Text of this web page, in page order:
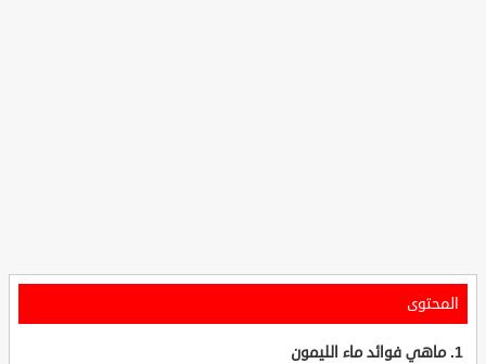
المحتوى
ماهي فوائد ماء الليمون